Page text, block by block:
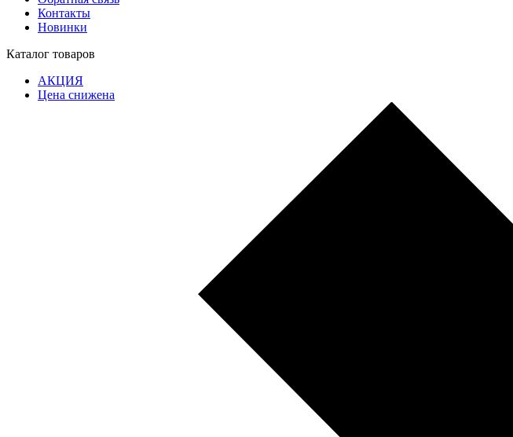
Контакты
Новинки
Каталог товаров
АКЦИЯ
Цена снижена